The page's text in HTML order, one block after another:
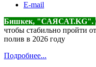
E-mail
Бишкек, "САЯСАТ.KG".
чтобы стабильно пройти
полив в 2026 году
Подробнее...